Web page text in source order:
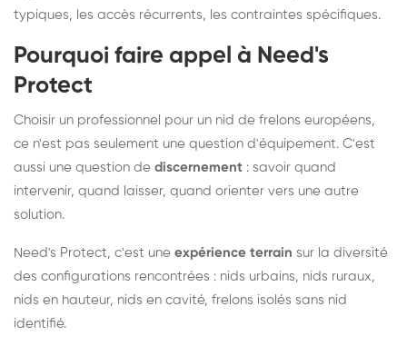
typiques, les accès récurrents, les contraintes spécifiques.
Pourquoi faire appel à Need's
Protect
Choisir un professionnel pour un nid de frelons européens,
ce n'est pas seulement une question d'équipement. C'est
aussi une question de discernement : savoir quand
intervenir, quand laisser, quand orienter vers une autre
solution.
Need's Protect, c'est une expérience terrain sur la diversité
des configurations rencontrées : nids urbains, nids ruraux,
nids en hauteur, nids en cavité, frelons isolés sans nid
identifié.